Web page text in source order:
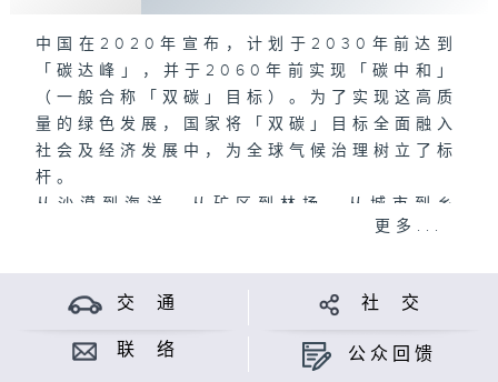
中国在2020年宣布，计划于2030年前达到
「碳达峰」，并于2060年前实现「碳中和」
（一般合称「双碳」目标）。为了实现这高质
量的绿色发展，国家将「双碳」目标全面融入
社会及经济发展中，为全球气候治理树立了标
杆。
从沙漠到海洋，从矿区到林场，从城市到乡
村，香港再出发大联盟用了大半年时间在甘
节能方面的工作，说好国家的「双碳」故事。
内容主要围绕三个方面，包括气候变化的威
胁、国家政策及措施，以及企业和人们如何在
更多...
交 通 社 交
联 络 公众回馈